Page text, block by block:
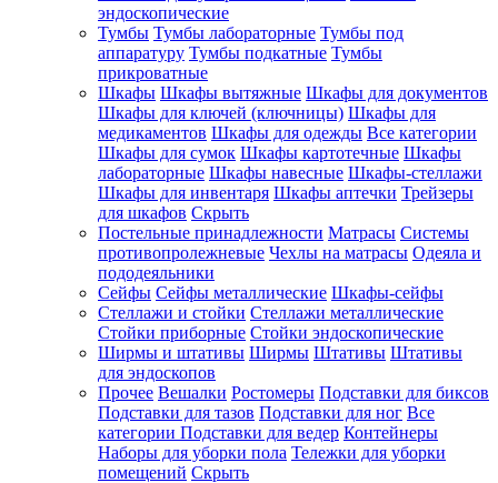
эндоскопические
Тумбы Тумбы лабораторные Тумбы под
аппаратуру Тумбы подкатные Тумбы
прикроватные
Шкафы Шкафы вытяжные Шкафы для документов
Шкафы для ключей (ключницы) Шкафы для
медикаментов Шкафы для одежды Все категории
Шкафы для сумок Шкафы картотечные Шкафы
лабораторные Шкафы навесные Шкафы-стеллажи
Шкафы для инвентаря Шкафы аптечки Трейзеры
для шкафов Скрыть
Постельные принадлежности Матрасы Системы
противопролежневые Чехлы на матрасы Одеяла и
пододеяльники
Сейфы Сейфы металлические Шкафы-сейфы
Стеллажи и стойки Стеллажи металлические
Стойки приборные Стойки эндоскопические
Ширмы и штативы Ширмы Штативы Штативы
для эндоскопов
Прочее Вешалки Ростомеры Подставки для биксов
Подставки для тазов Подставки для ног Все
категории Подставки для ведер Контейнеры
Наборы для уборки пола Тележки для уборки
помещений Скрыть